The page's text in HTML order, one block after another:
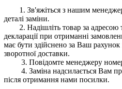
1. Зв'яжіться з нашим
деталі заміни.
2. Надішліть товар за адресою
декларації при отриманні
має бути здійснено за Ваш
зворотної доставки.
3. Повідомте менеджеру номер
4. Заміна надсилається Вам
після отримання нами посилки.